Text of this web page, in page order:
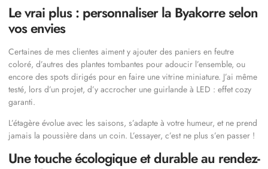
Le vrai plus : personnaliser la Byakorre selon
vos envies
Certaines de mes clientes aiment y ajouter des paniers en feutre
coloré, d’autres des plantes tombantes pour adoucir l’ensemble, ou
encore des spots dirigés pour en faire une vitrine miniature. J’ai même
testé, lors d’un projet, d’y accrocher une guirlande à LED : effet cozy
garanti.
L’étagère évolue avec les saisons, s’adapte à votre humeur, et ne prend
jamais la poussière dans un coin. L’essayer, c’est ne plus s’en passer !
Une touche écologique et durable au rendez-